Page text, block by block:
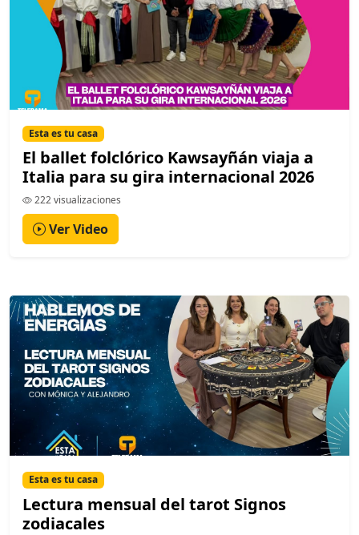
Esta es tu casa
El ballet folclórico Kawsayñán viaja a
Italia para su gira internacional 2026
222 visualizaciones
Ver Video
Esta es tu casa
Lectura mensual del tarot Signos
zodiacales